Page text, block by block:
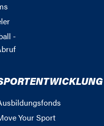
-
Your Sport